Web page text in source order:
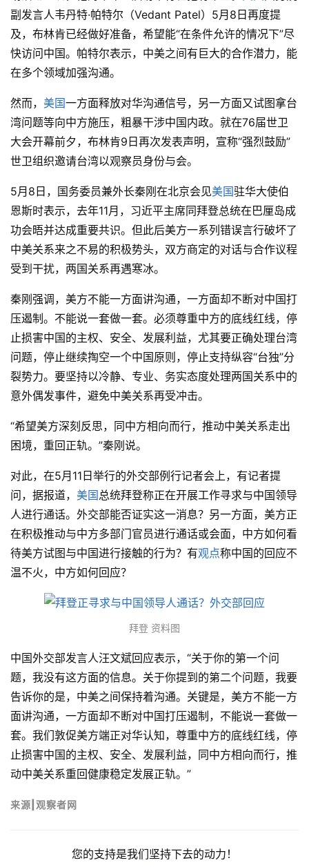
副发言人韦丹特·帕特尔（Vedant Patel）5月8日再度提
及，布林肯已经做好准备，希望能“在条件允许的情况下”尽
快访问中国。帕特尔表示，中美之间有巨大的合作潜力，能
在多个领域加强沟通。
然而， 美国一方面释放对华沟通信号，另一方面又试图拿台
湾问题等向中方施压，粗暴干涉中国内政。就在76届世卫
大会开幕前夕，布林肯9日再次发表声明，宣称“强烈鼓励”
世卫组织邀请台湾以观察员身份与会。
5月8日，国务委员兼外长秦刚在北京会见美国驻华大使伯
恩斯时表示，去年11月，习近平主席同拜登总统在巴厘岛成
功会晤并达成重要共识。但此后美方一系列错误言行破坏了
中美关系来之不易的积极势头，双方商定的对话与合作议程
受到干扰，两国关系再遇寒冰。
秦刚强调，美方不能一方面讲沟通，一方面却不断对中国打
压遏制。不能说一套做一套。必须尊重中方的底线红线，停
止损害中国的主权、安全、发展利益，尤其要正确处理台湾
问题，停止继续掏空一个中国原则，停止支持纵容“台独”分
裂势力。要坚持以冷静、专业、务实态度处理两国关系中的
意外偶发事件，避免中美关系再受冲击。
“希望美方深刻反思，同中方相向而行，推动中美关系走出
困境，重回正轨。”秦刚说。
对此，在5月11日举行的外交部例行记者会上，有记者提
问，据报道， 美国总统拜登称正在开展工作寻求与中国领导
人进行通话。外交部能否证实这一消息？另一方面，美方正
在积极推动与中方多部门官员进行通话或会面，中方如何看
待美方试图与中国进行接触的行为？有观点称中国的回应不
温不火，中方如何回应？
拜登 资料图
中国外交部发言人汪文斌回应表示，“关于你的第一个问
题，我没有这方面的信息。关于你提到的第二个问题，我要
告诉你的是，中美之间保持着沟通。关键是，美方不能一方
面讲沟通，一方面却不断对中国打压遏制，不能说一套做一
套。我们敦促美方端正对华认知，尊重中方的底线红线，停
止损害中国的主权、安全、发展利益，同中方相向而行，推
动中美关系重回健康稳定发展正轨。”
来源 |观察者网
您的支持是我们坚持下去的动力！